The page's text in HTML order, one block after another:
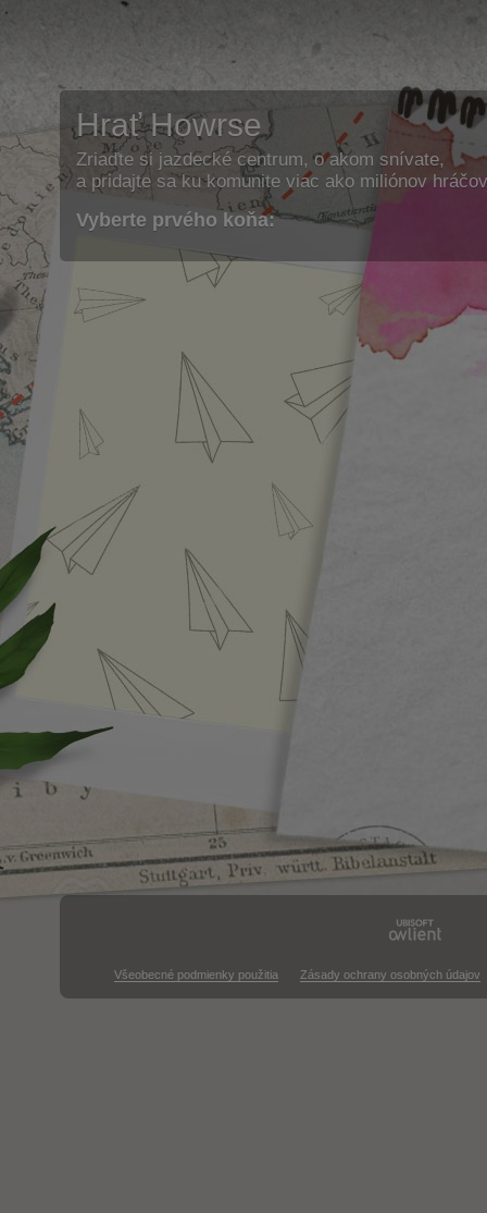
Hrať Howrse
Zriaďte si jazdecké centrum, o akom snívate,
a pridajte sa ku komunite viac ako miliónov
Vyberte prvého koňa:
Všeobecné podmienky použitia Zásady ochrany osobných údajov